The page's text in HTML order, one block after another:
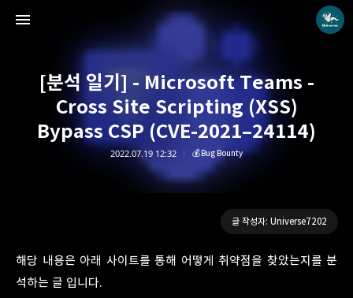
[분석 일기] - Microsoft Teams -
Cross Site Scripting (XSS)
Bypass CSP (CVE-2021–24114)
2022.07.19 12:32 💰Bug Bounty
글 작성자: Universe7202
해당 내용은 아래 사이트를 통해 어떻게 취약점을 찾았는지를 분
석하는 글 입니다.
Universe blog
Universe7202